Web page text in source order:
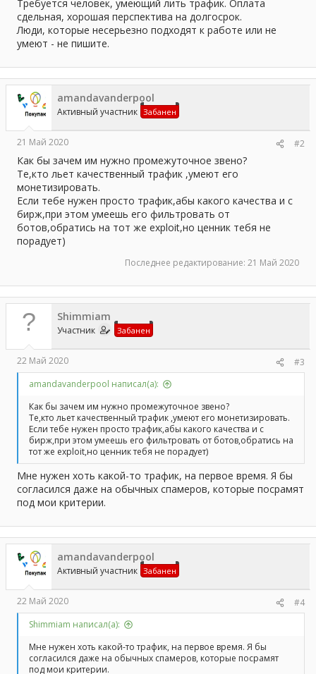
Требуется человек, умеющий лить трафик. Оплата
сдельная, хорошая перспектива на долгосрок.
Люди, которые несерьезно подходят к работе или не
умеют - не пишите.
amandavanderpool
Активный участник Забанен
21 Май 2020 #2
Как бы зачем им нужно промежуточное звено?
Те,кто льет качественный трафик ,умеют его
монетизировать.
Если тебе нужен просто трафик,абы какого качества и с
бирж,при этом умеешь его фильтровать от
ботов,обратись на тот же exploit,но ценник тебя не
порадует)
Последнее редактирование: 21 Май 2020
Shimmiam
Участник Забанен
22 Май 2020
#3
amandavanderpool написал(а):
Как бы зачем им нужно промежуточное звено?
Те,кто льет качественный трафик ,умеют его монетизировать.
Если тебе нужен просто трафик,абы какого качества и с
бирж,при этом умеешь его фильтровать от ботов,обратись на
тот же exploit,но ценник тебя не порадует)
Мне нужен хоть какой-то трафик, на первое время. Я бы
согласился даже на обычных спамеров, которые посрамят
под мои критерии.
amandavanderpool
Активный участник Забанен
22 Май 2020
#4
Shimmiam написал(а):
Мне нужен хоть какой-то трафик, на первое время. Я бы
согласился даже на обычных спамеров, которые посрамят
под мои критерии.